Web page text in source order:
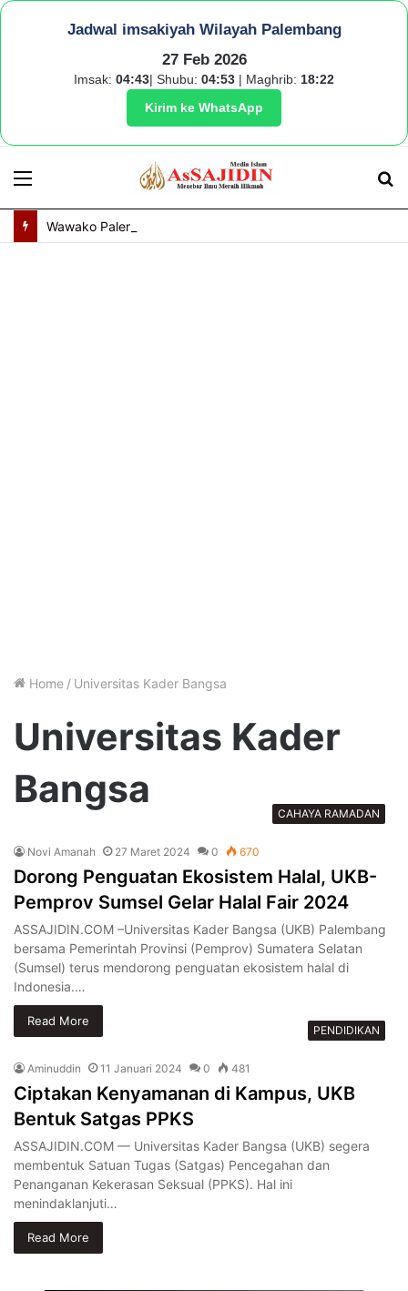
Jadwal imsakiyah Wilayah Palembang
27 Feb 2026
Imsak: 04:43| Shubu: 04:53 | Maghrib: 18:22
Kirim ke WhatsApp
Menu
Home / Universitas Kader Bangsa
Universitas Kader
Bangsa
CAHAYA RAMADAN
Novi Amanah 27 Maret 2024 0 670
Dorong Penguatan Ekosistem Halal, UKB-
Pemprov Sumsel Gelar Halal Fair 2024
ASSAJIDIN.COM –Universitas Kader Bangsa (UKB) Palembang
bersama Pemerintah Provinsi (Pemprov) Sumatera Selatan
(Sumsel) terus mendorong penguatan ekosistem halal di
Indonesia.…
Read More
PENDIDIKAN
Aminuddin 11 Januari 2024 0 481
Ciptakan Kenyamanan di Kampus, UKB
Bentuk Satgas PPKS
ASSAJIDIN.COM — Universitas Kader Bangsa (UKB) segera
membentuk Satuan Tugas (Satgas) Pencegahan dan
Penanganan Kekerasan Seksual (PPKS). Hal ini
menindaklanjuti…
Read More